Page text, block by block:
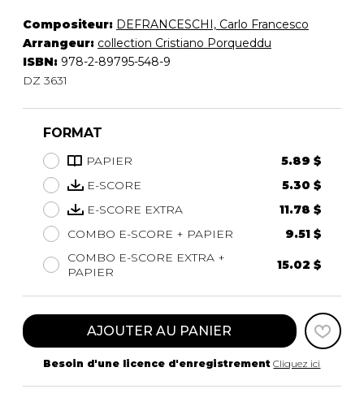
Compositeur: DEFRANCESCHI, Carlo Francesco
Arrangeur: collection Cristiano Porqueddu
ISBN: 978-2-89795-548-9
DZ 3631
FORMAT
PAPIER
5.89 $
E-SCORE
5.30 $
E-SCORE EXTRA
11.78 $
COMBO E-SCORE + PAPIER
9.51 $
COMBO E-SCORE EXTRA +
PAPIER
15.02 $
AJOUTER AU PANIER
Besoin d'une licence d'enregistrement Cliquez ici